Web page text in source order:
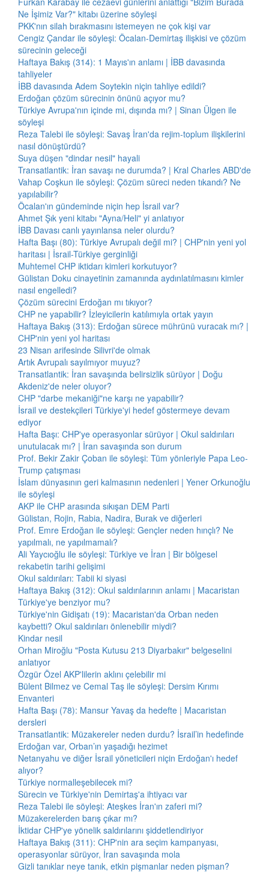
Ne İşimiz Var?" kitabı üzerine söyleşi
PKK'nın silah bırakmasını istemeyen ne çok kişi var
Cengiz Çandar ile söyleşi: Öcalan-Demirtaş ilişkisi ve çözüm
sürecinin geleceği
Haftaya Bakış (314): 1 Mayıs'ın anlamı | İBB davasında
tahliyeler
İBB davasında Adem Soytekin niçin tahliye edildi?
Erdoğan çözüm sürecinin önünü açıyor mu?
Türkiye Avrupa'nın içinde mi, dışında mı? | Sinan Ülgen ile
söyleşi
Reza Talebi ile söyleşi: Savaş İran'da rejim-toplum ilişkilerini
nasıl dönüştürdü?
Suya düşen "dindar nesil" hayali
Transatlantik: İran savaşı ne durumda? | Kral Charles ABD'de
Vahap Coşkun ile söyleşi: Çözüm süreci neden tıkandı? Ne
yapılabilir?
Öcalan'ın gündeminde niçin hep İsrail var?
Ahmet Şık yeni kitabı "Ayna/Heli" yi anlatıyor
İBB Davası canlı yayınlansa neler olurdu?
Hafta Başı (80): Türkiye Avrupalı değil mi? | CHP'nin yeni yol
haritası | İsrail-Türkiye gerginliği
Muhtemel CHP iktidarı kimleri korkutuyor?
Gülistan Doku cinayetinin zamanında aydınlatılmasını kimler
nasıl engelledi?
Çözüm sürecini Erdoğan mı tıkıyor?
CHP ne yapabilir? İzleyicilerin katılımıyla ortak yayın
Haftaya Bakış (313): Erdoğan sürece mührünü vuracak mı? |
CHP'nin yeni yol haritası
23 Nisan arifesinde Silivri'de olmak
Artık Avrupalı sayılmıyor muyuz?
Transatlantik: İran savaşında belirsizlik sürüyor | Doğu
Akdeniz'de neler oluyor?
CHP "darbe mekaniği"ne karşı ne yapabilir?
İsrail ve destekçileri Türkiye'yi hedef göstermeye devam
ediyor
Hafta Başı: CHP'ye operasyonlar sürüyor | Okul saldırıları
unutulacak mı? | İran savaşında son durum
Prof. Bekir Zakir Çoban ile söyleşi: Tüm yönleriyle Papa Leo-
Trump çatışması
İslam dünyasının geri kalmasının nedenleri | Yener Orkunoğlu
ile söyleşi
AKP ile CHP arasında sıkışan DEM Parti
Gülistan, Rojin, Rabia, Nadira, Burak ve diğerleri
Prof. Emre Erdoğan ile söyleşi: Gençler neden hınçlı? Ne
yapılmalı, ne yapılmamalı?
Ali Yaycıoğlu ile söyleşi: Türkiye ve İran | Bir bölgesel
rekabetin tarihi gelişimi
Okul saldırıları: Tabii ki siyasi
Haftaya Bakış (312): Okul saldırılarının anlamı | Macaristan
Türkiye'ye benziyor mu?
Türkiye'nin Gidişatı (19): Macaristan'da Orban neden
kaybetti? Okul saldırıları önlenebilir miydi?
Kindar nesil
Orhan Miroğlu "Posta Kutusu 213 Diyarbakır" belgeselini
anlatıyor
Özgür Özel AKP'lilerin aklını çelebilir mi
Bülent Bilmez ve Cemal Taş ile söyleşi: Dersim Kırımı
Envanteri
Hafta Başı (78): Mansur Yavaş da hedefte | Macaristan
dersleri
Transatlantik: Müzakereler neden durdu? İsrail’in hedefinde
Erdoğan var, Orban’ın yaşadığı hezimet
Netanyahu ve diğer İsrail yöneticileri niçin Erdoğan'ı hedef
alıyor?
Türkiye normalleşebilecek mi?
Sürecin ve Türkiye'nin Demirtaş'a ihtiyacı var
Reza Talebi ile söyleşi: Ateşkes İran'ın zaferi mi?
Müzakerelerden barış çıkar mı?
İktidar CHP'ye yönelik saldırılarını şiddetlendiriyor
Haftaya Bakış (311): CHP'nin ara seçim kampanyası,
operasyonlar sürüyor, İran savaşında mola
Gizli tanıklar neye tanık, etkin pişmanlar neden pişman?